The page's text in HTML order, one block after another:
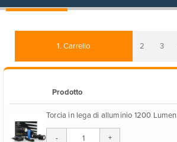
1. Carrello 2 3
Prodotto
Torcia in lega di alluminio 1200 Lumen